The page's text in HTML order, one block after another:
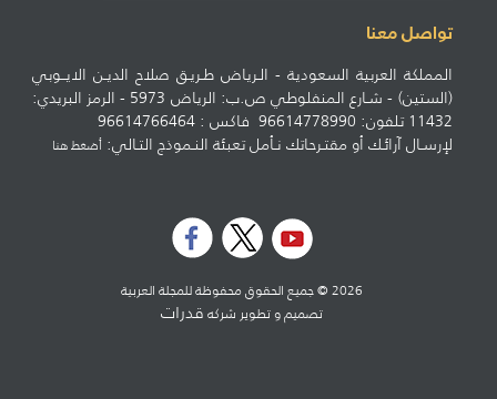
تواصل معنا
المملكة العربية السعودية - الـرياض طـريـق صلاح الديـن الايــوبي
(الستين) - شـارع المنفلوطي ص.ب: الرياض 5973 - الرمز البريدي:
11432 تلفون: 96614778990 فاكس : 96614766464
لإرسـال آرائـك أو مقتـرحاتك نـأمل تعبئة النـموذج التـالي:أضغط هنا
2026 © جميع الحقوق محفوظة للمجلة العربية
تصميم و تطوير شركهقدرات